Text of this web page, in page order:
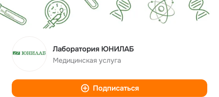
Лаборатория ЮНИЛАБ
Медицинская услуга
Подписаться